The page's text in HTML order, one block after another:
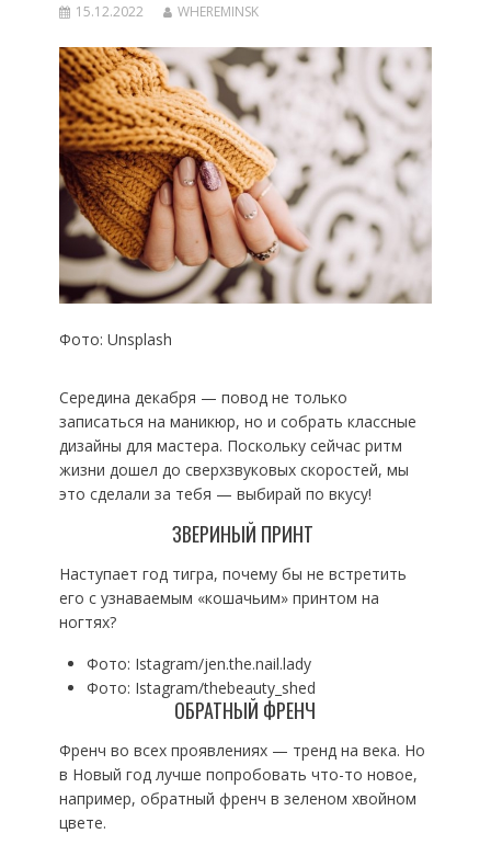
15.12.2022 WHEREMINSK
Фото: Unsplash
Середина декабря — повод не только
записаться на маникюр, но и собрать классные
дизайны для мастера. Поскольку сейчас ритм
жизни дошел до сверхзвуковых скоростей, мы
это сделали за тебя — выбирай по вкусу!
ЗВЕРИНЫЙ ПРИНТ
Наступает год тигра, почему бы не встретить
его с узнаваемым «кошачьим» принтом на
ногтях?
Фото: Istagram/jen.the.nail.lady
Фото: Istagram/thebeauty_shed
ОБРАТНЫЙ ФРЕНЧ
Френч во всех проявлениях — тренд на века. Но
в Новый год лучше попробовать что-то новое,
например, обратный френч в зеленом хвойном
цвете.